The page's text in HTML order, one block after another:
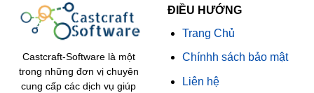
Castcraft-Software là một
trong những đơn vị chuyên
cung cấp các dịch vụ giúp
ĐIỀU HƯỚNG
Trang Chủ
Chínhh sách bảo mật
Liên hệ